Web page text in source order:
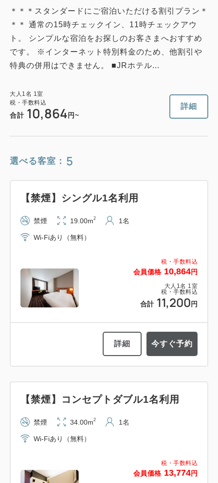
＊＊＊スタンダードにご宿泊いただける割引プラン＊
＊＊ 通常の15時チェックイン、11時チェックアウ
ト。 シンプルな宿泊をお探しのお客さまへおすすめ
です。 ※インターネット特別料金のため、他割引や
特典の併用はできません。 ■JRホテル...
大人 1 名 1 室
税・手数料込
合計 10,864 円~
詳細
選べる客室： 5
税・手数料込
会員価格 10,864円
大人 1 名 1 室
税・手数料込
合計 11,200 円
【禁煙】シングル1名利用
禁煙 19.00m2 1名
Wi-Fiあり（無料）
詳細 今すぐ予約
税・手数料込
会員価格 13,774円
【禁煙】コンセプトダブル1名利用
禁煙 34.00m2 1名
Wi-Fiあり（無料）